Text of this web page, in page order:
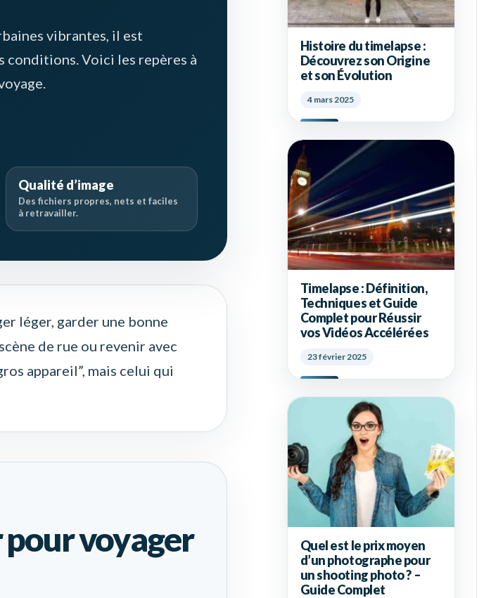
vibrantes, il est
conditions. Voici les repères à
Qualité d’image
Des fichiers propres, nets et faciles
à retravailler.
léger, garder une bonne
de rue ou revenir avec
appareil”, mais celui qui
voyager
Histoire du timelapse :
Découvrez son Origine
et son Évolution
4 mars 2025
Timelapse : Définition,
Techniques et Guide
Complet pour Réussir
vos Vidéos Accélérées
23 février 2025
Quel est le prix moyen
d’un photographe pour
un shooting photo ? –
Guide Complet